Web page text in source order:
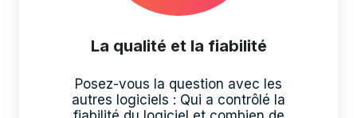
La qualité et la fiabilité
Posez-vous la question avec les
autres logiciels : Qui a contrôlé la